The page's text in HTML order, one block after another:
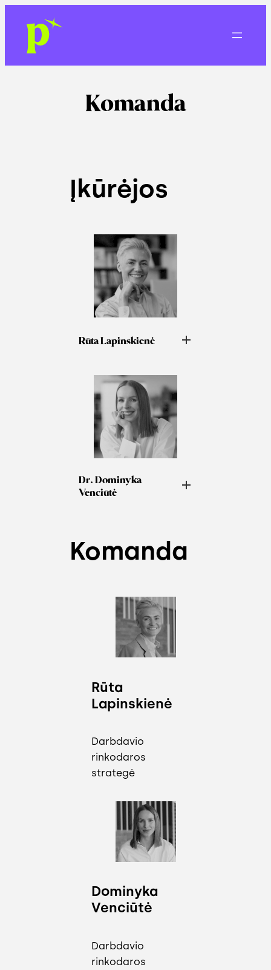
turinio
Komanda
Įkūrėjos
Rūta Lapinskienė
Dr. Dominyka
Venciūtė
Komanda
Rūta
Lapinskienė
Darbdavio
rinkodaros
strategė
Dominyka
Venciūtė
Darbdavio
rinkodaros